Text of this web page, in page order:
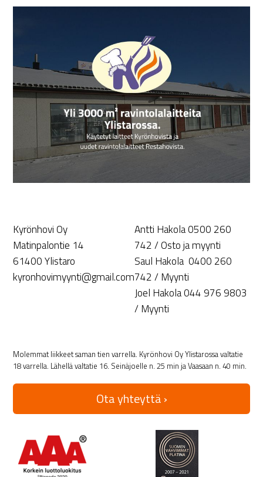
Kyrönhovi Oy
Matinpalontie 14
61400 Ylistaro
kyronhovimyynti@gmail.com
Antti Hakola 0500 260
742 / Osto ja myynti
Saul Hakola 0400 260
742 / Myynti
Joel Hakola 044 976 9803
/ Myynti
Molemmat liikkeet saman tien varrella. Kyrönhovi Oy Ylistarossa valtatie
18 varrella. Lähellä valtatie 16. Seinäjoelle n. 25 min ja Vaasaan n. 40 min.
Ota yhteyttä ›